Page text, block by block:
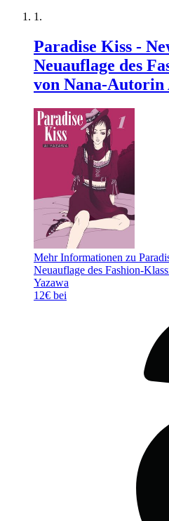
Paradise Kiss -
Neuauflage des
von Nana-Autorin
Mehr Informationen zu
Neuauflage des Fashion-
Yazawa
12€ bei